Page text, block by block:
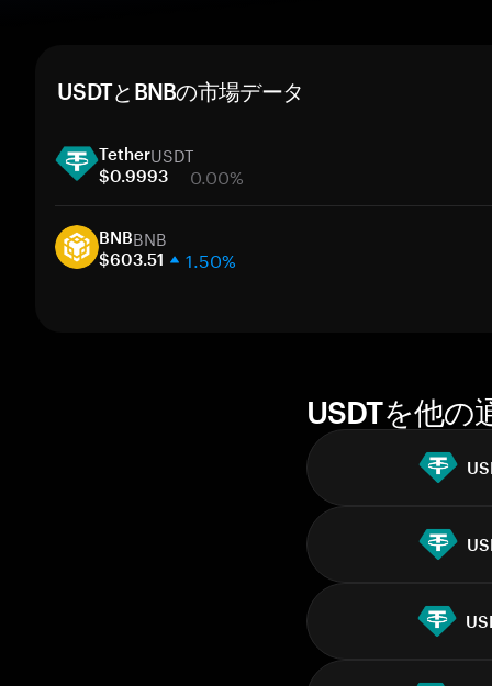
USDTとBNBの市場データ
TetherUSDT
$0.9993 0.00%
30日間
時価総額
BNBBNB
$603.51 1.50%
USDTを他の